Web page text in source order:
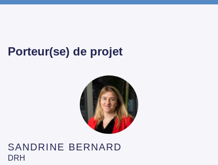
Porteur(se) de projet
SANDRINE BERNARD
DRH